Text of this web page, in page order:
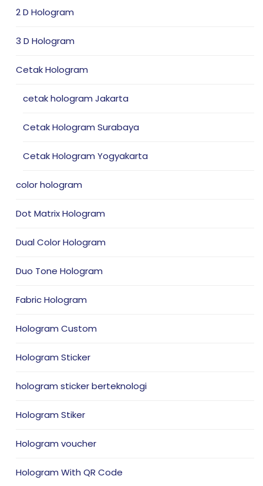
2 D Hologram
3 D Hologram
Cetak Hologram
cetak hologram Jakarta
Cetak Hologram Surabaya
Cetak Hologram Yogyakarta
color hologram
Dot Matrix Hologram
Dual Color Hologram
Duo Tone Hologram
Fabric Hologram
Hologram Custom
Hologram Sticker
hologram sticker berteknologi
Hologram Stiker
Hologram voucher
Hologram With QR Code